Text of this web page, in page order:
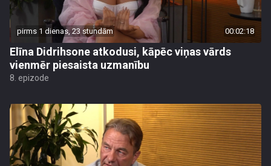
pirms 1 dienas, 23 stundām 00:02:18
Elīna Didrihsone atkodusi, kāpēc viņas vārds
vienmēr piesaista uzmanību
8. epizode